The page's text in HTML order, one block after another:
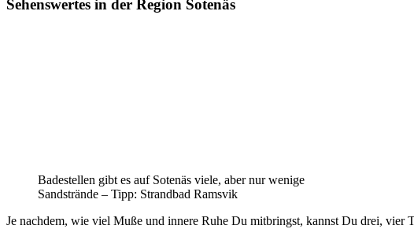
Sehenswertes in der Region Sotenäs
Badestellen gibt es auf Sotenäs viele, aber nur wenige
Sandstrände – Tipp: Strandbad Ramsvik
Je nachdem, wie viel Muße und innere Ruhe Du mitbringst, kannst Du drei, vier